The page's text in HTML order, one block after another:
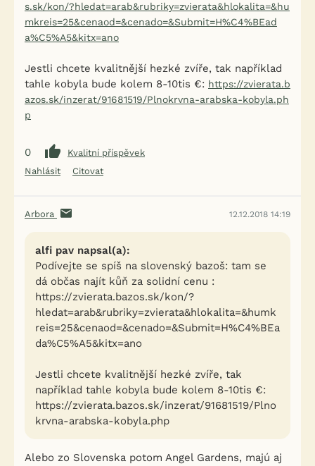
s.sk/kon/?hledat=arab&rubriky=zvierata&hlokalita=&hu
mkreis=25&cenaod=&cenado=&Submit=H%C4%BEad
a%C5%A5&kitx=ano
Jestli chcete kvalitnější hezké zvíře, tak například
tahle kobyla bude kolem 8-10tis €: https://zvierata.b
azos.sk/inzerat/91681519/Plnokrvna-arabska-kobyla.ph
p
0
Kvalitní příspěvek
Nahlásit
Citovat
Arbora 12.12.2018 14:19
alfi pav napsal(a):
Podívejte se spíš na slovenský bazoš: tam se
dá občas najít kůň za solidní cenu :
https://zvierata.bazos.sk/kon/?
hledat=arab&rubriky=zvierata&hlokalita=&humk
reis=25&cenaod=&cenado=&Submit=H%C4%BEa
da%C5%A5&kitx=ano
Jestli chcete kvalitnější hezké zvíře, tak
například tahle kobyla bude kolem 8-10tis €:
https://zvierata.bazos.sk/inzerat/91681519/Plno
krvna-arabska-kobyla.php
Alebo zo Slovenska potom Angel Gardens, majú aj